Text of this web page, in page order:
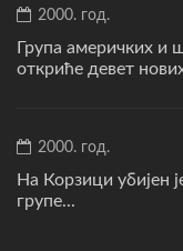
2000. год.
Група америчких и
откриће девет
2000. год.
На Корзици убијен
групе...